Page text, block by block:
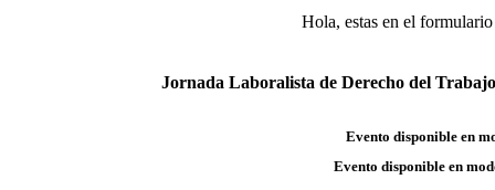
Hola, estas en el
Jornada Laboralista de Derecho del
Evento disponible en
Evento disponible en